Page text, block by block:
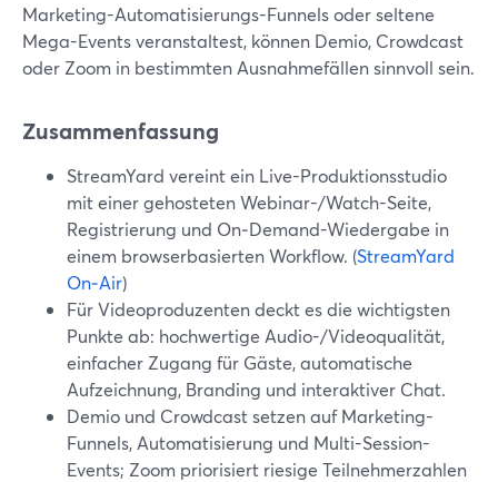
Marketing-Automatisierungs-Funnels oder seltene
Mega-Events veranstaltest, können Demio, Crowdcast
oder Zoom in bestimmten Ausnahmefällen sinnvoll sein.
Zusammenfassung
StreamYard vereint ein Live-Produktionsstudio
mit einer gehosteten Webinar-/Watch-Seite,
Registrierung und On‑Demand-Wiedergabe in
einem browserbasierten Workflow. (StreamYard
On‑Air)
Für Videoproduzenten deckt es die wichtigsten
Punkte ab: hochwertige Audio-/Videoqualität,
einfacher Zugang für Gäste, automatische
Aufzeichnung, Branding und interaktiver Chat.
Demio und Crowdcast setzen auf Marketing-
Funnels, Automatisierung und Multi-Session-
Events; Zoom priorisiert riesige Teilnehmerzahlen